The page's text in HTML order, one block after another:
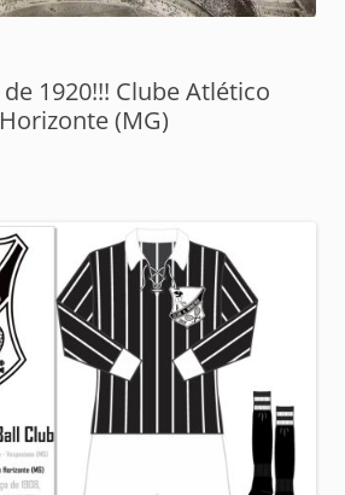
1920!!! Clube Atlético
(MG)